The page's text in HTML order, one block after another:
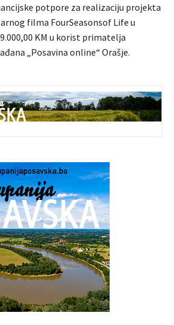
potpore za realizaciju projekta
filma FourSeasonsof Life u
KM u korist primatelja
„Posavina online“ Orašje.